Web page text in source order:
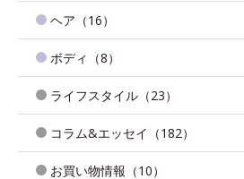
ヘア（16）
ボディ（8）
ライフスタイル（23）
コラム&エッセイ（182）
お買い物情報（10）